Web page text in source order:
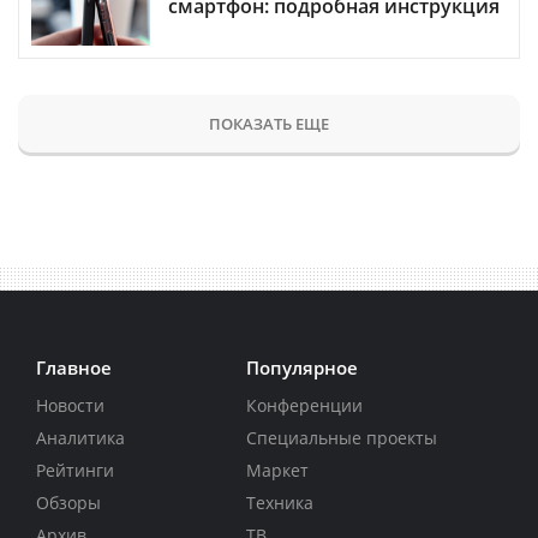
смартфон: подробная инструкция
ПОКАЗАТЬ ЕЩЕ
Главное
Новости
Аналитика
Рейтинги
Обзоры
Популярное
Конференции
Специальные проекты
Маркет
Техника